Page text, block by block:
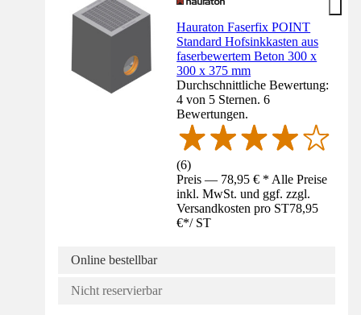
Hauraton Faserfix POINT
Standard Hofsinkkasten aus
faserbewertem Beton 300 x
300 x 375 mm
Durchschnittliche Bewertung:
4 von 5 Sternen. 6
Bewertungen.
(6)
Preis — 78,95 € * Alle Preise
inkl. MwSt. und ggf. zzgl.
Versandkosten pro ST78,95
€*/ ST
Online bestellbar
Nicht reservierbar